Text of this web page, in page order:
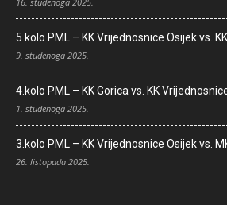
5.kolo PML – KK Vrijednosnice Osijek vs.
9. studenoga 2025.
4.kolo PML – KK Gorica vs. KK
1. studenoga 2025.
3.kolo PML – KK Vrijednosnice Osijek vs.
26. listopada 2025.